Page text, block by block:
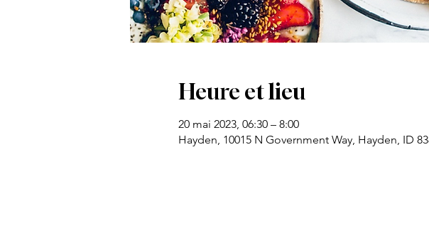
Heure et lieu
20 mai 2023, 06:30 – 8:00
Hayden, 10015 N Government Way, Hayden, ID